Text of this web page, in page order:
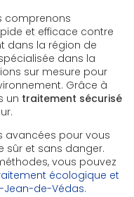
comprenons
et efficace contre
dans la région de
dans la
sur mesure pour
Grâce à
un traitement sécurisé
avancées pour vous
sûr et sans danger.
vous pouvez
écologique et
Jean-de-Védas.